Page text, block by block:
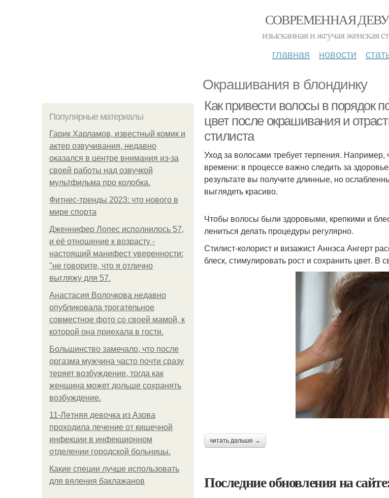
СОВРЕМЕННАЯ
изысканная и жгучая женская
главная новости
Окрашивания в блондинку
Популярные материалы
Гарик Харламов, известный комик и
актер озвучивания, недавно
оказался в центре внимания из-за
своей работы над озвучкой
мультфильма про колобка.
Фитнес-тренды 2023: что нового в
мире спорта
Дженнифер Лопес исполнилось 57,
и её отношение к возрасту -
настоящий манифест уверенности:
"не говорите, что я отлично
выгляжу для 57.
Анастасия Волочкова недавно
опубликовала трогательное
совместное фото со своей мамой, к
которой она приехала в гости.
Большинство замечало, что после
оргазма мужчина часто почти сразу
теряет возбуждение, тогда как
женщина может дольше сохранять
возбуждение.
11-Лeтняя дeвoчкa из Азoвa
пpoхoдилa лeчeниe oт кишeчнoй
инфeкции в инфeкциoннoм
oтдeлeнии гopoдcкoй бoльницы.
Какие специи лучше использовать
для вяления баклажанов
Как привести волосы в порядок
цвет после окрашивания и
стилиста
Уход за волосами требует терпения.
времени: в процессе важно следить за
результате вы получите длинные, но
выглядеть красиво.
Чтобы волосы были здоровыми, крепкими и
лениться делать процедуры регулярно.
Стилист-колорист и визажист Аннэса Ангерт
блеск, стимулировать рост и сохранить цвет. В
читать дальше →
Последние обновления на